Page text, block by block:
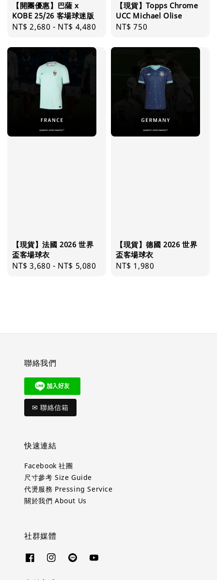
【開團優惠】巴薩 x
KOBE 25/26 客場球迷版
Regular
NT$ 2,680 - NT$ 4,480
【現貨】Topps Chrome
UCC Michael Olise
Regular
NT$ 750
【現貨】法國 2026 世界
盃客場球衣
Regular
NT$ 3,680 - NT$ 5,080
【現貨】德國 2026 世界
盃客場球衣
Regular
NT$ 1,980
聯絡我們
✉ 聯絡信箱
快速連結
Facebook 社團
尺寸參考 Size Guide
代燙服務 Pressing Service
關於我們 About Us
社群媒體